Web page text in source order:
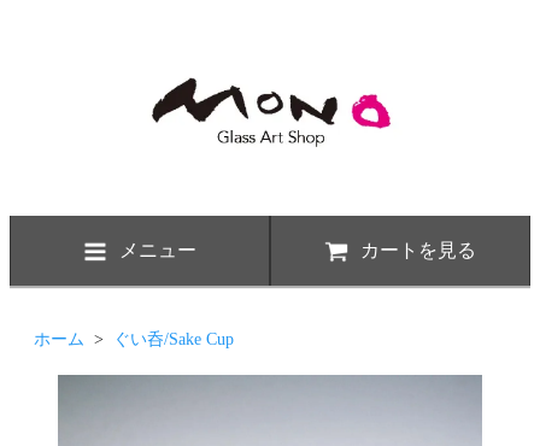
メニュー カートを見る
ホーム > ぐい呑/Sake Cup